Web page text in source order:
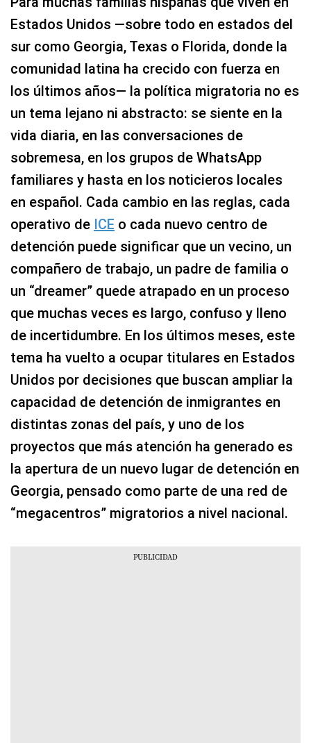
Estados Unidos —sobre todo en estados del
sur como Georgia, Texas o Florida, donde la
comunidad latina ha crecido con fuerza en
los últimos años— la política migratoria no es
un tema lejano ni abstracto: se siente en la
vida diaria, en las conversaciones de
sobremesa, en los grupos de WhatsApp
familiares y hasta en los noticieros locales
en español. Cada cambio en las reglas, cada
operativo de ICE o cada nuevo centro de
detención puede significar que un vecino, un
compañero de trabajo, un padre de familia o
un “dreamer” quede atrapado en un proceso
que muchas veces es largo, confuso y lleno
de incertidumbre. En los últimos meses, este
tema ha vuelto a ocupar titulares en Estados
Unidos por decisiones que buscan ampliar la
capacidad de detención de inmigrantes en
distintas zonas del país, y uno de los
proyectos que más atención ha generado es
la apertura de un nuevo lugar de detención en
Georgia, pensado como parte de una red de
“megacentros” migratorios a nivel nacional.